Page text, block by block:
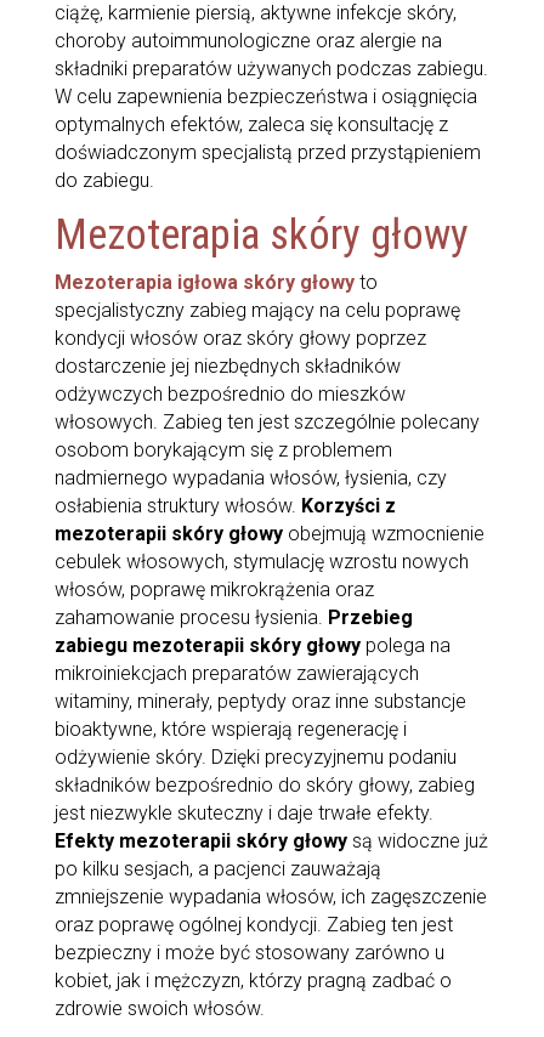
ciążę, karmienie piersią, aktywne infekcje skóry,
choroby autoimmunologiczne oraz alergie na
składniki preparatów używanych podczas zabiegu.
W celu zapewnienia bezpieczeństwa i osiągnięcia
optymalnych efektów, zaleca się konsultację z
doświadczonym specjalistą przed przystąpieniem
do zabiegu.
Mezoterapia skóry głowy
Mezoterapia igłowa skóry głowyto
specjalistyczny zabieg mający na celu poprawę
kondycji włosów oraz skóry głowy poprzez
dostarczenie jej niezbędnych składników
odżywczych bezpośrednio do mieszków
włosowych. Zabieg ten jest szczególnie polecany
osobom borykającym się z problemem
nadmiernego wypadania włosów, łysienia, czy
osłabienia struktury włosów. Korzyści z
mezoterapii skóry głowyobejmują wzmocnienie
cebulek włosowych, stymulację wzrostu nowych
włosów, poprawę mikrokrążenia oraz
zahamowanie procesu łysienia. Przebieg
zabiegu mezoterapii skóry głowypolega na
mikroiniekcjach preparatów zawierających
witaminy, minerały, peptydy oraz inne substancje
bioaktywne, które wspierają regenerację i
odżywienie skóry. Dzięki precyzyjnemu podaniu
składników bezpośrednio do skóry głowy, zabieg
jest niezwykle skuteczny i daje trwałe efekty.
Efekty mezoterapii skóry głowysą widoczne już
po kilku sesjach, a pacjenci zauważają
zmniejszenie wypadania włosów, ich zagęszczenie
oraz poprawę ogólnej kondycji. Zabieg ten jest
bezpieczny i może być stosowany zarówno u
kobiet, jak i mężczyzn, którzy pragną zadbać o
zdrowie swoich włosów.